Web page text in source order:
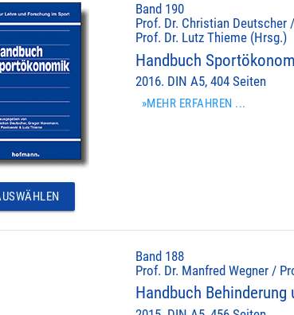
Band 190
Prof. Dr. Christian
Prof. Dr. Lutz Thieme (Hrsg.)
Handbuch
2016. DIN A5, 404 Seiten
»MEHR ERFAHREN ...
Band 188
Prof. Dr. Manfred Wegner /
Handbuch Behinderung